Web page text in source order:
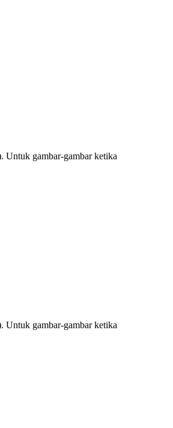
Untuk gambar-gambar ketika
Untuk gambar-gambar ketika